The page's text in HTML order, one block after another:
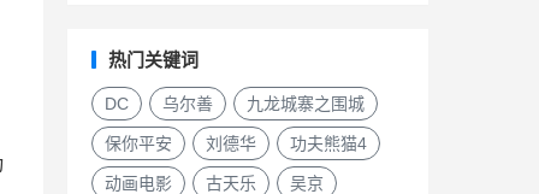
热门关键词
DC 乌尔善 九龙城寨之围城
保你平安 刘德华 功夫熊猫4
动画电影 古天乐 吴京